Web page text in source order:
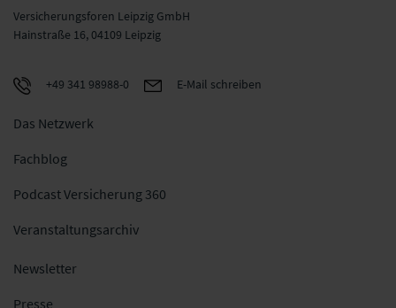
Versicherungsforen Leipzig GmbH
Hainstraße 16, 04109 Leipzig
+49 341 98988-0 E-Mail schreiben
Das Netzwerk
Fachblog
Podcast Versicherung 360
Veranstaltungsarchiv
Newsletter
Presse